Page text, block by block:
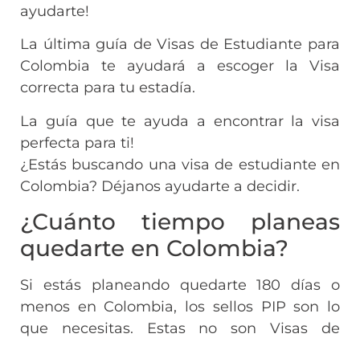
ayudarte!
La última guía de Visas de Estudiante para
Colombia te ayudará a escoger la Visa
correcta para tu estadía.
La guía que te ayuda a encontrar la visa
perfecta para ti!
¿Estás buscando una visa de estudiante en
Colombia? Déjanos ayudarte a decidir.
¿Cuánto tiempo planeas
quedarte en Colombia?
Si estás planeando quedarte 180 días o
menos en Colombia, los sellos PIP son lo
que necesitas. Estas no son Visas de